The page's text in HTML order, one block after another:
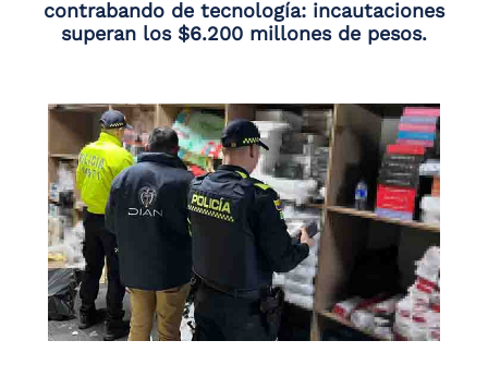
contrabando de tecnología: incautaciones
superan los $6.200 millones de pesos.